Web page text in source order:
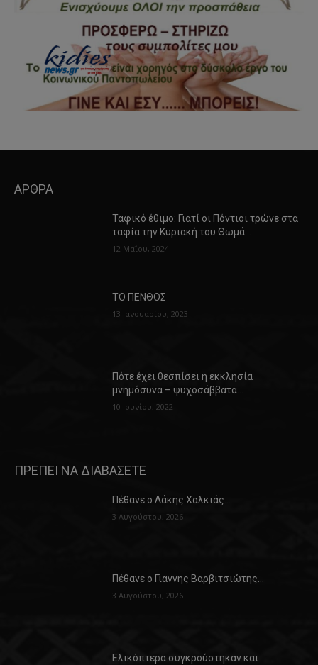
ΑΡΘΡΑ
Ταφικό έθιμο: Γιατί οι Πόντιοι τρώνε στα
ταφία την Κυριακή του Θωμά…
12 Μαΐου, 2024
ΤΟ ΠΕΝΘΟΣ
13 Ιανουαρίου, 2023
Πότε έχει θεσπίσει η εκκλησία
μνημόσυνα – ψυχοσάββατα…
10 Ιουνίου, 2022
ΠΡΕΠΕΙ ΝΑ ΔΙΑΒΑΣΕΤΕ
Πέθανε ο Λάκης Χαλκιάς…
3 Αυγούστου, 2026
Πέθανε ο Γιάννης Βαρβιτσιώτης…
3 Αυγούστου, 2026
Ελικόπτερα συγκρούστηκαν και